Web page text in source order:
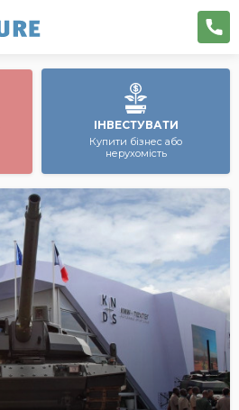
ІНВЕСТУВАТИ
Купити бізнес або
нерухомість